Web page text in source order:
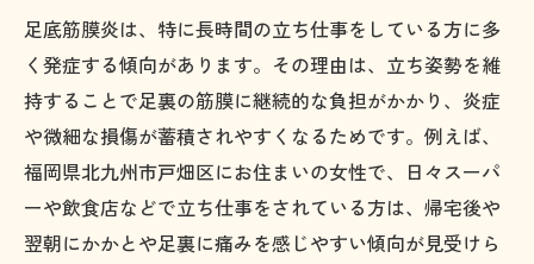
足底筋膜炎は、特に長時間の立ち仕事をしている方に多
く発症する傾向があります。その理由は、立ち姿勢を維
持することで足裏の筋膜に継続的な負担がかかり、炎症
や微細な損傷が蓄積されやすくなるためです。例えば、
福岡県北九州市戸畑区にお住まいの女性で、日々スーパ
ーや飲食店などで立ち仕事をされている方は、帰宅後や
翌朝にかかとや足裏に痛みを感じやすい傾向が見受けら